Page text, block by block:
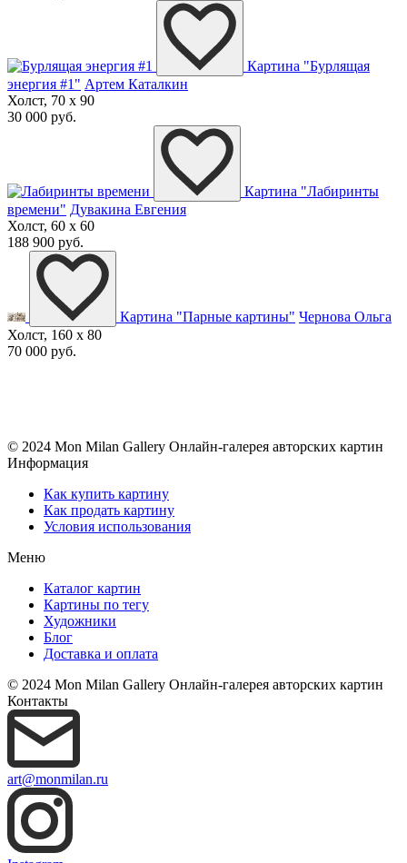
Картина "Бурлящая
энергия #1" Артем Каталкин
Холст, 70 x 90
30 000 руб.
Картина "Лабиринты
времени" Дувакина Евгения
Холст, 60 x 60
188 900 руб.
Картина "Парные картины" Чернова Ольга
Холст, 160 x 80
70 000 руб.
© 2024 Mon Milan Gallery Онлайн-галерея авторских картин
Информация
Как купить картину
Как продать картину
Условия использования
Меню
Каталог картин
Картины по тегу
Художники
Блог
Доставка и оплата
© 2024 Mon Milan Gallery Онлайн-галерея авторских картин
Контакты
art@monmilan.ru